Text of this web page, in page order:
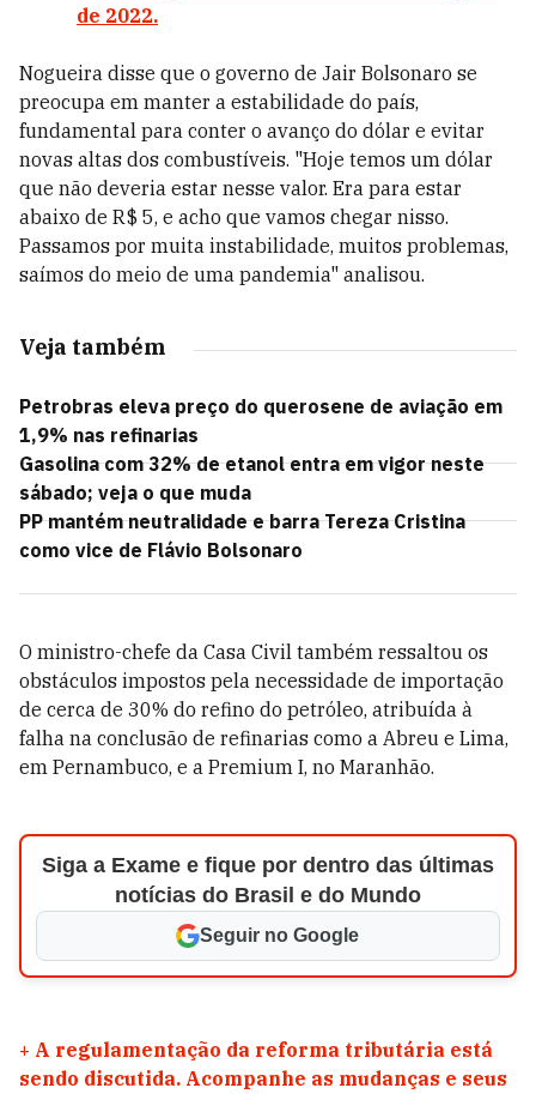
de 2022.
Nogueira disse que o governo de Jair Bolsonaro se
preocupa em manter a estabilidade do país,
fundamental para conter o avanço do dólar e evitar
novas altas dos combustíveis. "Hoje temos um dólar
que não deveria estar nesse valor. Era para estar
abaixo de R$ 5, e acho que vamos chegar nisso.
Passamos por muita instabilidade, muitos problemas,
saímos do meio de uma pandemia" analisou.
Veja também
Petrobras eleva preço do querosene de aviação em
1,9% nas refinarias
Gasolina com 32% de etanol entra em vigor neste
sábado; veja o que muda
PP mantém neutralidade e barra Tereza Cristina
como vice de Flávio Bolsonaro
O ministro-chefe da Casa Civil também ressaltou os
obstáculos impostos pela necessidade de importação
de cerca de 30% do refino do petróleo, atribuída à
falha na conclusão de refinarias como a Abreu e Lima,
em Pernambuco, e a Premium I, no Maranhão.
Siga a Exame e fique por dentro das últimas
notícias do Brasil e do Mundo
Seguir no Google
+ A regulamentação da reforma tributária está
sendo discutida. Acompanhe as mudanças e seus